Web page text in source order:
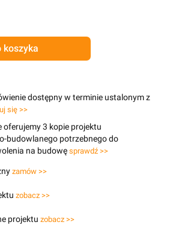
koszyka
dostępny w terminie ustalonym z
się >>
oferujemy 3 kopie projektu
budowlanego potrzebnego do
na budowę sprawdź >>
zamów >>
zobacz >>
projektu zobacz >>